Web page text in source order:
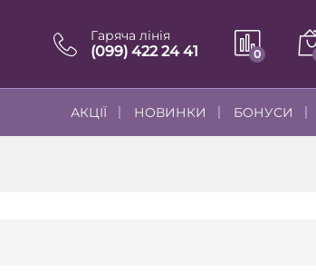
Гаряча лінія
(099) 422 24 41 0
АКЦІЇ НОВИНКИ БОНУСИ